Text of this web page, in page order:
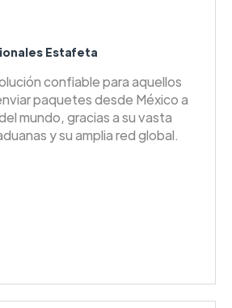
Estafeta
confiable para aquellos
paquetes desde México a
mundo, gracias a su vasta
y su amplia red global.